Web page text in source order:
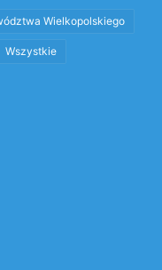
Wielkopolskiego
Wszystkie